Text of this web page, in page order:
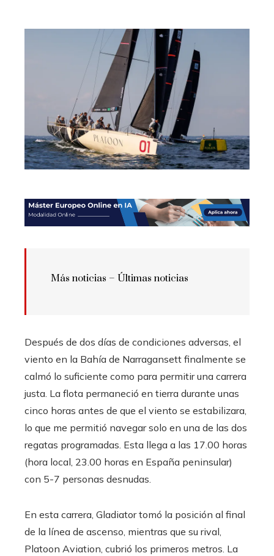
Más noticias – Últimas noticias
Después de dos días de condiciones adversas, el
viento en la Bahía de Narragansett finalmente se
calmó lo suficiente como para permitir una carrera
justa. La flota permaneció en tierra durante unas
cinco horas antes de que el viento se estabilizara,
lo que me permitió navegar solo en una de las dos
regatas programadas. Esta llega a las 17.00 horas
(hora local, 23.00 horas en España peninsular)
con 5-7 personas desnudas.
En esta carrera, Gladiator tomó la posición al final
de la línea de ascenso, mientras que su rival,
Platoon Aviation, cubrió los primeros metros. La